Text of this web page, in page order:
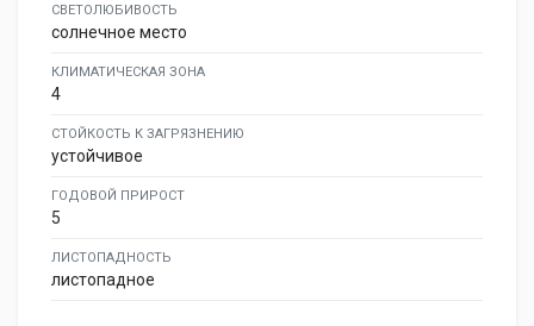
СВЕТОЛЮБИВОСТЬ
солнечное место
КЛИМАТИЧЕСКАЯ ЗОНА
4
СТОЙКОСТЬ К ЗАГРЯЗНЕНИЮ
устойчивое
ГОДОВОЙ ПРИРОСТ
5
ЛИСТОПАДНОСТЬ
листопадное